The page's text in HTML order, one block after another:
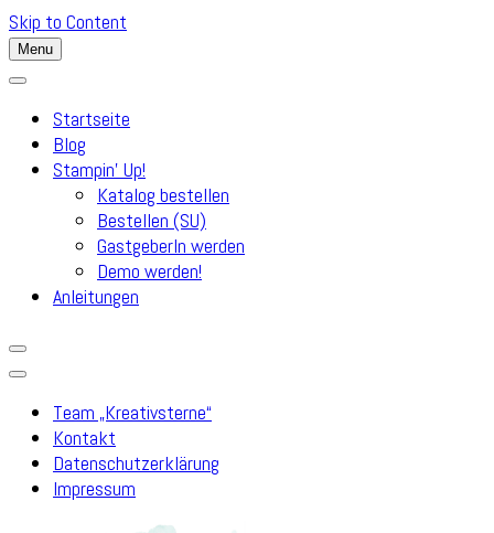
Skip to Content
Menu
Startseite
Blog
Stampin’ Up!
Katalog bestellen
Bestellen (SU)
GastgeberIn werden
Demo werden!
Anleitungen
Team „Kreativsterne“
Kontakt
Datenschutzerklärung
Impressum